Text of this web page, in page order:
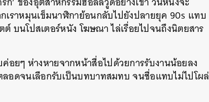
เราหมุนเข็มนาฬิกาย้อนกลับไปยังปลายยุค 90s แทบ
ต์ บนโปสเตอร์หนัง โฆษณา ไล่เรื่อยไปจนถึงนิตยสาร
อยๆ ห่างหายจากหน้าสื่อไปด้วยการรับงานน้อยลง
อดจนเลือกรับเป็นบทบาทสมทบ จนชื่อแทบไม่ไปโผล่